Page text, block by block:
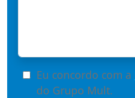
Eu concordo com a
do Grupo Mult.